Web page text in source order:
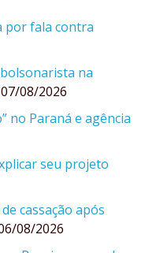
por fala contra
na
07/08/2026
no Paraná e agência
seu projeto
cassação após
08/2026